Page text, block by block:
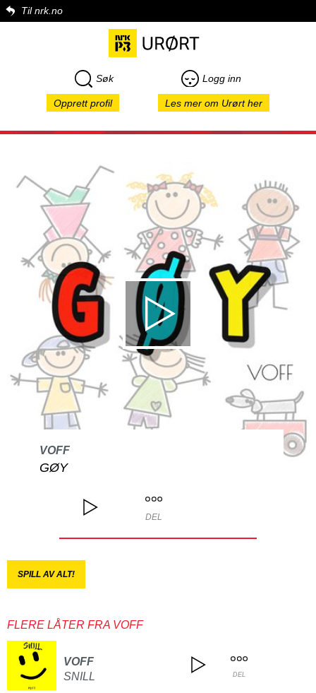
Til nrk.no
Søk Logg inn
Opprett profil Les mer om Urørt her
VOFF
GØY
DEL
SPILL AV ALT!
FLERE LÅTER FRA VOFF
VOFF
SNILL
DEL